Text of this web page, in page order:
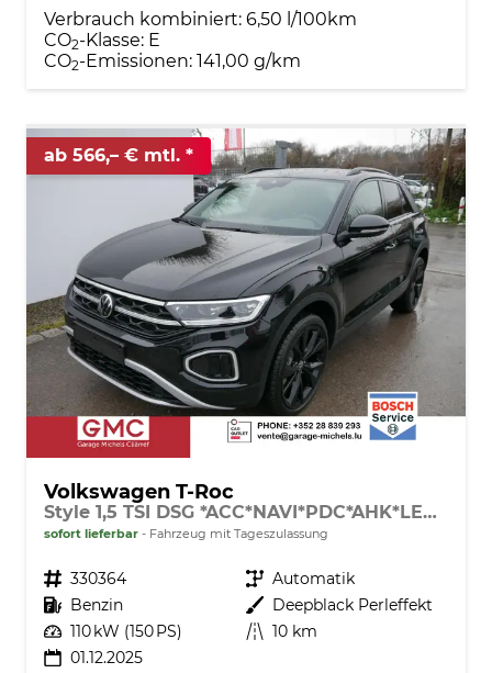
Verbrauch kombiniert: 6,50 l/100km
CO2-Klasse: E
CO2-Emissionen: 141,00 g/km
ab 566,– € mtl.
Volkswagen T-Roc
Style 1,5 TSI DSG *ACC*NAVI*PDC*AHK*LED*KAMERA*TEMPOMAT*19-ZOLL
sofort lieferbar Fahrzeug mit Tageszulassung
Fahrzeugnr. 330364 Getriebe Automatik
Kraftstoff Benzin Außenfarbe Deepblack Perleffekt
Leistung 110 kW (150 PS) Kilometerstand 10 km
01.12.2025